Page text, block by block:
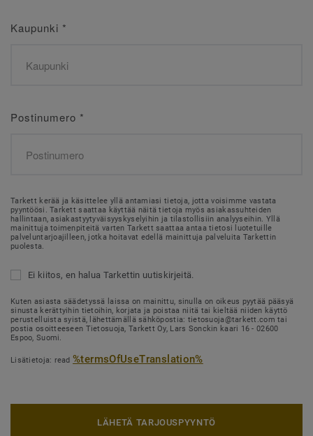
Kaupunki *
Postinumero *
Tarkett kerää ja käsittelee yllä antamiasi tietoja, jotta voisimme vastata
pyyntöösi. Tarkett saattaa käyttää näitä tietoja myös asiakassuhteiden
hallintaan, asiakastyytyväisyyskyselyihin ja tilastollisiin analyyseihin. Yllä
mainittuja toimenpiteitä varten Tarkett saattaa antaa tietosi luotetuille
palveluntarjoajilleen, jotka hoitavat edellä mainittuja palveluita Tarkettin
puolesta.
Ei kiitos, en halua Tarkettin uutiskirjeitä.
Kuten asiasta säädetyssä laissa on mainittu, sinulla on oikeus pyytää pääsyä
sinusta kerättyihin tietoihin, korjata ja poistaa niitä tai kieltää niiden käyttö
perustelluista syistä, lähettämällä sähköpostia: tietosuoja@tarkett.com tai
postia osoitteeseen Tietosuoja, Tarkett Oy, Lars Sonckin kaari 16 - 02600
Espoo, Suomi.
Lisätietoja: read%termsOfUseTranslation%
LÄHETÄ TARJOUSPYYNTÖ